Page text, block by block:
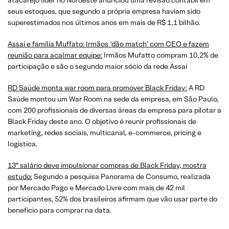
seus estoques, que segundo a própria empresa haviam sido
superestimados nos últimos anos em mais de R$ 1,1 bilhão.
Assaí e família Muffato: Irmãos ‘dão match’ com CEO e fazem
reunião para acalmar equipe: Irmãos Mufatto compram 10,2% de
participação e são o segundo maior sócio da rede Assaí
RD Saúde monta war room para promover Black Friday: A RD
Saúde montou um War Room na sede da empresa, em São Paulo,
com 200 profissionais de diversas áreas da empresa para pilotar a
Black Friday deste ano. O objetivo é reunir profissionais de
marketing, redes sociais, multicanal, e-commerce, pricing e
logística.
13º salário deve impulsionar compras de Black Friday, mostra
estudo: Segundo a pesquisa Panorama de Consumo, realizada
por Mercado Pago e Mercado Livre com mais de 42 mil
participantes, 52% dos brasileiros afirmam que vão usar parte do
benefício para comprar na data.